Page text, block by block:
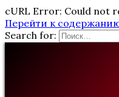
cURL Error: Could not
Перейти к
Search for: